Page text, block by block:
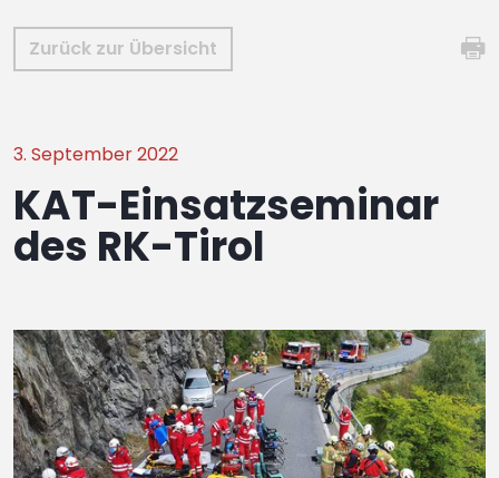
Zurück zur Übersicht
3. September 2022
KAT-Einsatzseminar
des RK-Tirol